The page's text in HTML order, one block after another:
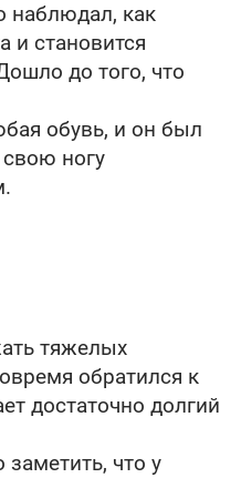
наблюдал, как
и становится
до того, что
обувь, и он был
ногу
тяжелых
обратился к
достаточно долгий
что у